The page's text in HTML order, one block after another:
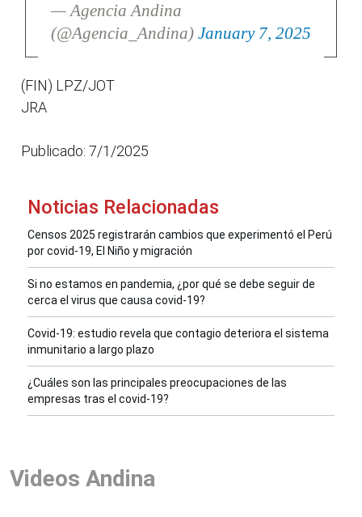
— Agencia Andina
(@Agencia_Andina) January 7, 2025
(FIN) LPZ/JOT
JRA
Publicado: 7/1/2025
Noticias Relacionadas
Censos 2025 registrarán cambios que experimentó el Perú
por covid-19, El Niño y migración
Si no estamos en pandemia, ¿por qué se debe seguir de
cerca el virus que causa covid-19?
Covid-19: estudio revela que contagio deteriora el sistema
inmunitario a largo plazo
¿Cuáles son las principales preocupaciones de las
empresas tras el covid-19?
Videos Andina